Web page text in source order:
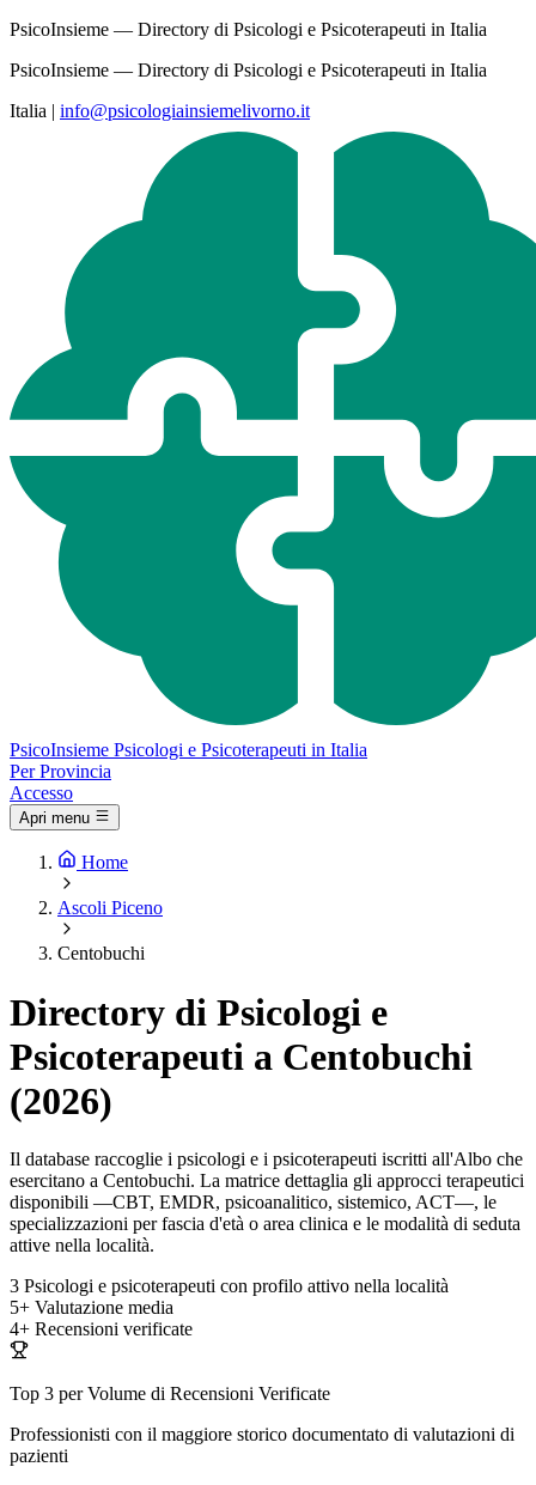
PsicoInsieme — Directory di Psicologi e Psicoterapeuti in Italia
PsicoInsieme — Directory di Psicologi e Psicoterapeuti in Italia
Italia | info@psicologiainsiemelivorno.it
PsicoInsieme Psicologi e Psicoterapeuti in Italia
Per Provincia
Accesso
Apri menu
Home
Ascoli Piceno
Centobuchi
Directory di Psicologi e
Psicoterapeuti a Centobuchi
(2026)
Il database raccoglie i psicologi e i psicoterapeuti iscritti all'Albo che
esercitano a Centobuchi. La matrice dettaglia gli approcci terapeutici
disponibili —CBT, EMDR, psicoanalitico, sistemico, ACT—, le
specializzazioni per fascia d'età o area clinica e le modalità di seduta
attive nella località.
3 Psicologi e psicoterapeuti con profilo attivo nella località
5+ Valutazione media
4+ Recensioni verificate
Top 3 per Volume di Recensioni Verificate
Professionisti con il maggiore storico documentato di valutazioni di
pazienti